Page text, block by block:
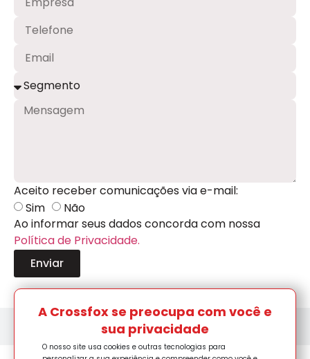
Trabalhe conosco
Aceito receber comunicações via e-mail:
Sim
Não
Ao informar seus dados concorda com nossa
Política de Privacidade.
Enviar
A Crossfox se preocupa com você e
sua privacidade
O nosso site usa cookies e outras tecnologias para